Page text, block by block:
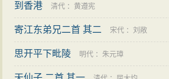
到香港 清代 ：黄遵宪
寄江东弟兄二首 其二 宋代 ：刘敞
思开平下毗陵 明代 ：朱元璋